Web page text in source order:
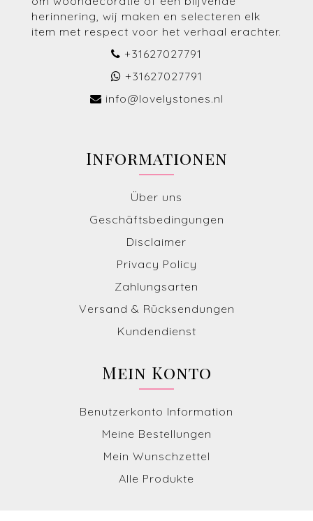
herinnering, wij maken en selecteren elk
item met respect voor het verhaal erachter.
+31627027791
+31627027791
info@lovelystones.nl
Informationen
Über uns
Geschäftsbedingungen
Disclaimer
Privacy Policy
Zahlungsarten
Versand & Rücksendungen
Kundendienst
Mein Konto
Benutzerkonto Information
Meine Bestellungen
Mein Wunschzettel
Alle Produkte